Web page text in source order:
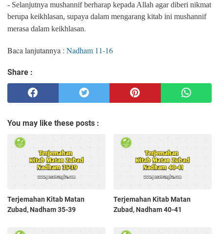
- Selanjutnya mushannif berharap kepada Allah agar diberi nikmat
berupa keikhlasan, supaya dalam mengarang kitab ini mushannif
merasa dalam keikhlasan.
Baca lanjutannya : Nadham 11-16
Share :
You may like these posts :
Terjemahan Kitab Matan
Zubad, Nadham 35-39
Terjemahan Kitab Matan
Zubad, Nadham 40-41